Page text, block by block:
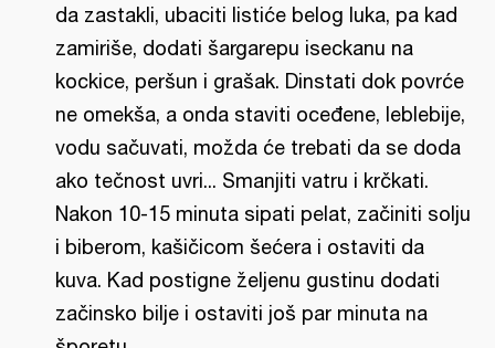
da zastakli, ubaciti listiće belog luka, pa kad
zamiriše, dodati šargarepu iseckanu na
kockice, peršun i grašak. Dinstati dok povrće
ne omekša, a onda staviti oceđene, leblebije,
vodu sačuvati, možda će trebati da se doda
ako tečnost uvri... Smanjiti vatru i krčkati.
Nakon 10-15 minuta sipati pelat, začiniti solju
i biberom, kašičicom šećera i ostaviti da
kuva. Kad postigne željenu gustinu dodati
začinsko bilje i ostaviti još par minuta na